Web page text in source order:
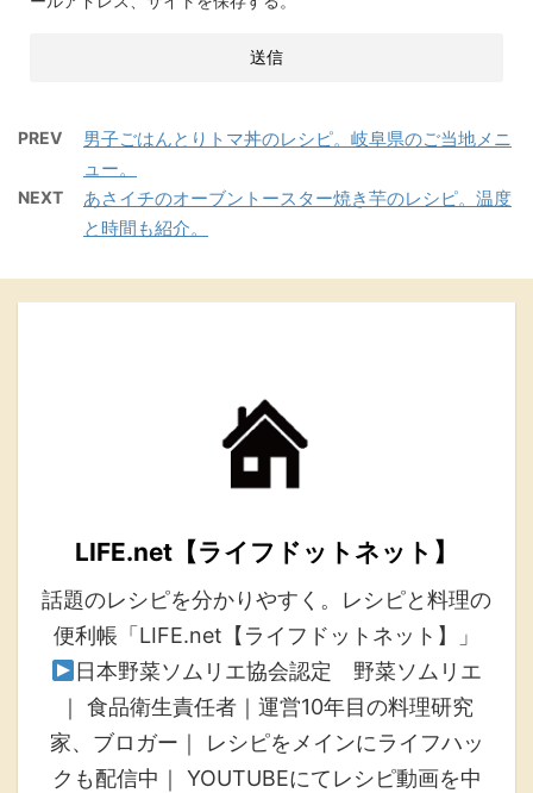
PREV
男子ごはんとりトマ丼のレシピ。岐阜県のご当地メニ
ュー。
NEXT
あさイチのオーブントースター焼き芋のレシピ。温度
と時間も紹介。
LIFE.net【ライフドットネット】
話題のレシピを分かりやすく。レシピと料理の
便利帳「LIFE.net【ライフドットネット】」
日本野菜ソムリエ協会認定 野菜ソムリエ
｜ 食品衛生責任者｜運営10年目の料理研究
家、ブロガー｜ レシピをメインにライフハッ
クも配信中｜ YOUTUBEにてレシピ動画を中